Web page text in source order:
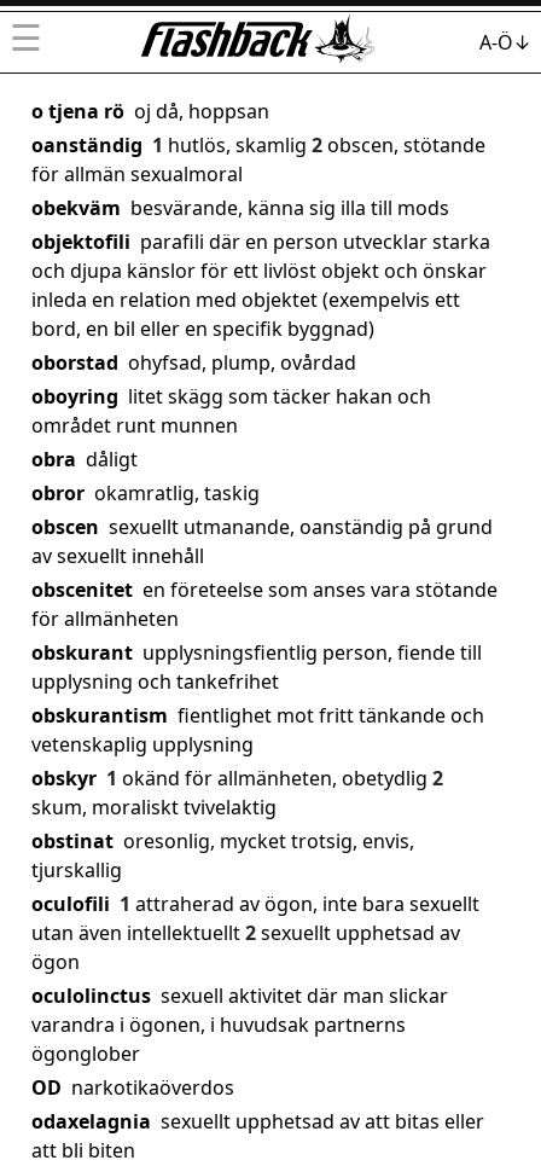
☰ A-Ö↓
o tjena rö oj då, hoppsan
oanständig 1 hutlös, skamlig 2obscen, stötande
för allmän sexualmoral
obekväm besvärande, känna sig illa till mods
objektofili parafili där en person utvecklar starka
och djupa känslor för ett livlöst objekt och önskar
inleda en relation med objektet (exempelvis ett
bord, en bil eller en specifik byggnad)
oborstad ohyfsad, plump, ovårdad
oboyring litet skägg som täcker hakan och
området runt munnen
obra dåligt
obror okamratlig, taskig
obscen sexuellt utmanande, oanständig på grund
av sexuellt innehåll
obscenitet en företeelse som anses vara stötande
för allmänheten
obskurant upplysningsfientlig person, fiende till
upplysning och tankefrihet
obskurantism fientlighet mot fritt tänkande och
vetenskaplig upplysning
obskyr 1 okänd för allmänheten, obetydlig 2
skum, moraliskt tvivelaktig
obstinat oresonlig, mycket trotsig, envis,
tjurskallig
oculofili 1 attraherad av ögon, inte bara sexuellt
utan även intellektuellt2sexuellt upphetsad av
ögon
oculolinctus sexuell aktivitet där man slickar
varandra i ögonen, i huvudsak partnerns
ögonglober
OD narkotikaöverdos
odaxelagnia sexuellt upphetsad av att bitas eller
att bli biten